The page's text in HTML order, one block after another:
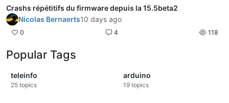
Crashs répétitifs du firmware depuis la 15.5beta2
Nicolas Bernaerts10 days ago
0 4 118
Popular Tags
teleinfo
25 topics
arduino
19 topics